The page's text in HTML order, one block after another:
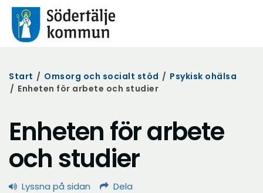
Start / Omsorg och socialt stöd / Psykisk ohälsa
/ Enheten för arbete och studier
Enheten för arbete
och studier
Lyssna på sidan Dela